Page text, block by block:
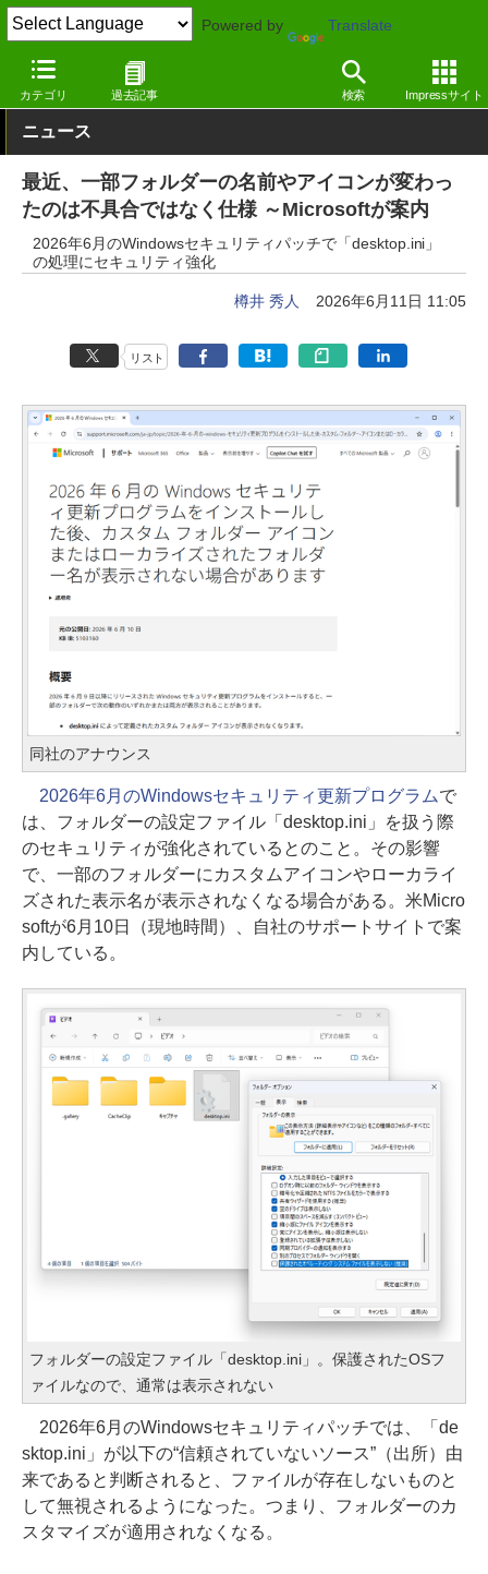
Powered by Translate
カテゴリ 過去記事 検索 Impressサイト
窓の杜 システム・ファイル Windows
ニュース
最近、一部フォルダーの名前やアイコンが変わっ
たのは不具合ではなく仕様 ～Microsoftが案内
2026年6月のWindowsセキュリティパッチで「desktop.ini」
の処理にセキュリティ強化
樽井 秀人 2026年6月11日 11:05
リスト
同社のアナウンス
2026年6月のWindowsセキュリティ更新プログラムで
は、フォルダーの設定ファイル「desktop.ini」を扱う際
のセキュリティが強化されているとのこと。その影響
で、一部のフォルダーにカスタムアイコンやローカライ
ズされた表示名が表示されなくなる場合がある。米Micro
softが6月10日（現地時間）、自社のサポートサイトで案
内している。
フォルダーの設定ファイル「desktop.ini」。保護されたOSフ
ァイルなので、通常は表示されない
2026年6月のWindowsセキュリティパッチでは、「de
sktop.ini」が以下の“信頼されていないソース”（出所）由
来であると判断されると、ファイルが存在しないものと
して無視されるようになった。つまり、フォルダーのカ
スタマイズが適用されなくなる。